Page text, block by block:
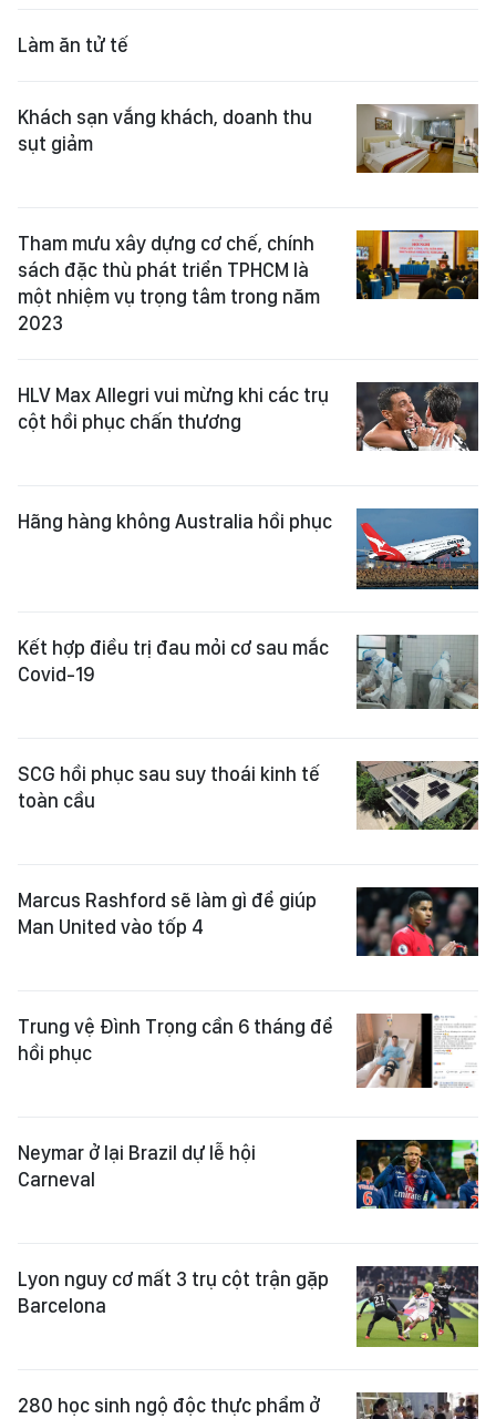
Làm ăn tử tế
Khách sạn vắng khách, doanh thu
sụt giảm
Tham mưu xây dựng cơ chế, chính
sách đặc thù phát triển TPHCM là
một nhiệm vụ trọng tâm trong năm
2023
HLV Max Allegri vui mừng khi các trụ
cột hồi phục chấn thương
Hãng hàng không Australia hồi phục
Kết hợp điều trị đau mỏi cơ sau mắc
Covid-19
SCG hồi phục sau suy thoái kinh tế
toàn cầu
Marcus Rashford sẽ làm gì để giúp
Man United vào tốp 4
Trung vệ Đình Trọng cần 6 tháng để
hồi phục
Neymar ở lại Brazil dự lễ hội
Carneval
Lyon nguy cơ mất 3 trụ cột trận gặp
Barcelona
280 học sinh ngộ độc thực phẩm ở